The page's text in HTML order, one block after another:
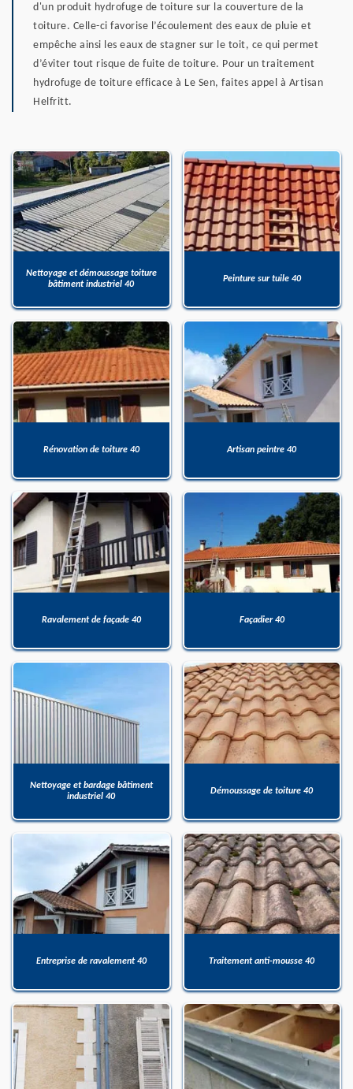
d'un produit hydrofuge de toiture sur la couverture de la
toiture. Celle-ci favorise l’écoulement des eaux de pluie et
empêche ainsi les eaux de stagner sur le toit, ce qui permet
d’éviter tout risque de fuite de toiture. Pour un traitement
hydrofuge de toiture efficace à Le Sen, faites appel à Artisan
Helfritt.
Nettoyage et démoussage toiture
bâtiment industriel 40
Peinture sur tuile 40
Rénovation de toiture 40 Artisan peintre 40
Ravalement de façade 40 Façadier 40
Nettoyage et bardage bâtiment
industriel 40
Démoussage de toiture 40
Entreprise de ravalement 40 Traitement anti-mousse 40